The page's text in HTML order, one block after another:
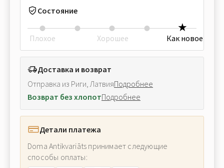
Состояние
Плохое Хорошее Как новое
Доставка и возврат
Отправка из Риги, ЛатвияПодробнее
Возврат без хлопотПодробнее
Детали платежа
Doma Antikvariāts принимает следующие
способы оплаты: